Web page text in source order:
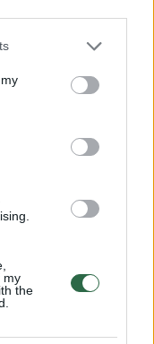
my
the
nuotraukų (3)
nuo pat
kol yra paklausa,